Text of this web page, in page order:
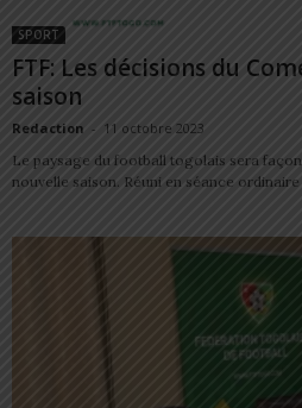
SPORT
FTF: Les décisions du
saison
Redaction - 11 octobre 2023
Le paysage du football togolais sera
nouvelle saison. Réuni en séance